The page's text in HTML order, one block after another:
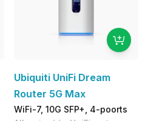
Ubiquiti UniFi Dream
Router 5G Max
WiFi-7, 10G SFP+, 4-poorts